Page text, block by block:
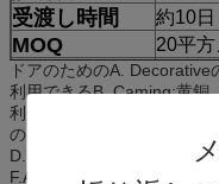
受渡し時間
約10日
MOQ 20平
生産能力 毎年
保証期間 10年
サンプル
ドアのためのA. Decorative
利用できるB. Caming:黄銅
利用できるC.
のニッケル
D.良質の競争価格。
F.ANSIに会うの緩和され